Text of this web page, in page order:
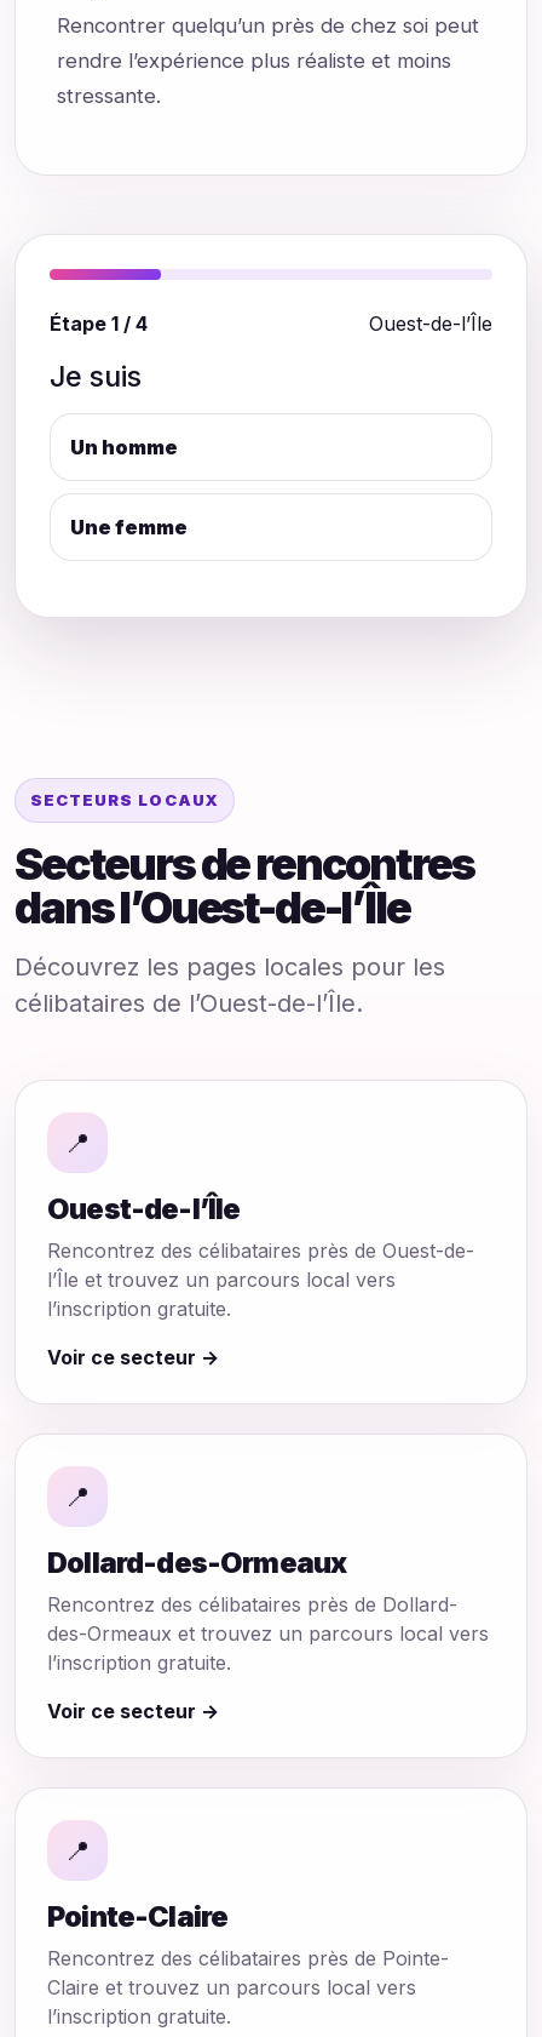
Rencontrer quelqu’un près de chez soi peut
rendre l’expérience plus réaliste et moins
stressante.
Étape 1 / 4 Ouest-de-l’Île
Je suis
Un homme
Une femme
SECTEURS LOCAUX
Secteurs de rencontres
dans l’Ouest-de-l’Île
Découvrez les pages locales pour les
célibataires de l’Ouest-de-l’Île.
📍
Ouest-de-l’Île
Rencontrez des célibataires près de Ouest-de-
l’Île et trouvez un parcours local vers
l’inscription gratuite.
Voir ce secteur →
📍
Dollard-des-Ormeaux
Rencontrez des célibataires près de Dollard-
des-Ormeaux et trouvez un parcours local vers
l’inscription gratuite.
Voir ce secteur →
📍
Pointe-Claire
Rencontrez des célibataires près de Pointe-
Claire et trouvez un parcours local vers
l’inscription gratuite.